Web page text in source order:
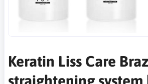
Keratin Liss Care